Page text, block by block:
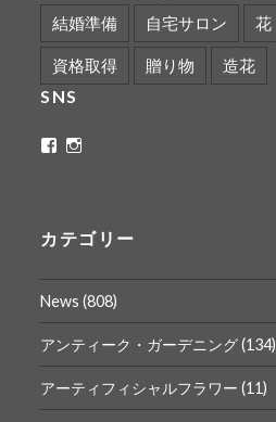
結婚準備 自宅サロン 花
資格取得 贈り物 造花
SNS
ritaflower.calligraphy
ロ
フ
ー
ル
を
Facebook
で
表
示
ロ
フ
ー
ル
を
Instagram
で
表
示
カテゴリー
News (808)
アンティーク・ガーデニング(134)
アーティフィシャルフラワー (11)